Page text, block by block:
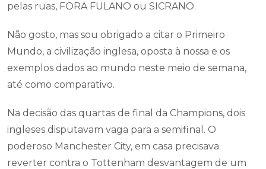
pelas ruas, FORA FULANO ou SICRANO.
Não gosto, mas sou obrigado a citar o Primeiro
Mundo, a civilização inglesa, oposta à nossa e os
exemplos dados ao mundo neste meio de semana,
até como comparativo.
Na decisão das quartas de final da Champions, dois
ingleses disputavam vaga para a semifinal. O
poderoso Manchester City, em casa precisava
reverter contra o Tottenham desvantagem de um